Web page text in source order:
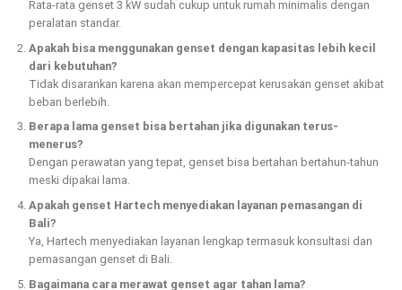
Rata-rata genset 3 kW sudah cukup untuk rumah minimalis dengan
peralatan standar.
Apakah bisa menggunakan genset dengan kapasitas lebih kecil
dari kebutuhan?
Tidak disarankan karena akan mempercepat kerusakan genset akibat
beban berlebih.
Berapa lama genset bisa bertahan jika digunakan terus-
menerus?
Dengan perawatan yang tepat, genset bisa bertahan bertahun-tahun
meski dipakai lama.
Apakah genset Hartech menyediakan layanan pemasangan di
Bali?
Ya, Hartech menyediakan layanan lengkap termasuk konsultasi dan
pemasangan genset di Bali.
Bagaimana cara merawat genset agar tahan lama?